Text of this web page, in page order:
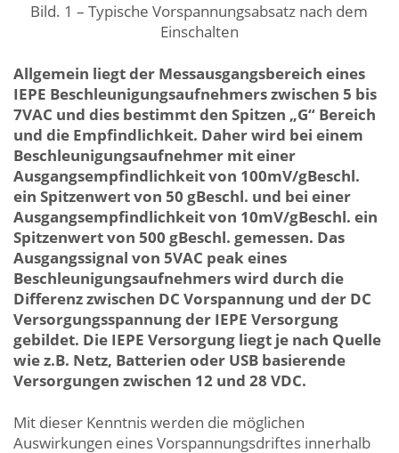
Bild. 1 – Typische Vorspannungsabsatz nach dem
Einschalten
Allgemein liegt der Messausgangsbereich eines
IEPE Beschleunigungsaufnehmers zwischen 5 bis
7VAC und dies bestimmt den Spitzen „G“ Bereich
und die Empfindlichkeit. Daher wird bei einem
Beschleunigungsaufnehmer mit einer
Ausgangsempfindlichkeit von 100mV/gBeschl.
ein Spitzenwert von 50 gBeschl. und bei einer
Ausgangsempfindlichkeit von 10mV/gBeschl. ein
Spitzenwert von 500 gBeschl. gemessen. Das
Ausgangssignal von 5VAC peak eines
Beschleunigungsaufnehmers wird durch die
Differenz zwischen DC Vorspannung und der DC
Versorgungsspannung der IEPE Versorgung
gebildet. Die IEPE Versorgung liegt je nach Quelle
wie z.B. Netz, Batterien oder USB basierende
Versorgungen zwischen 12 und 28 VDC.
Mit dieser Kenntnis werden die möglichen
Auswirkungen eines Vorspannungsdriftes innerhalb